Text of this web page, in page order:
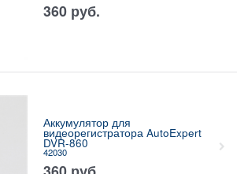
360 руб.
Аккумулятор для
видеорегистратора AutoExpert
DVR-860
42030